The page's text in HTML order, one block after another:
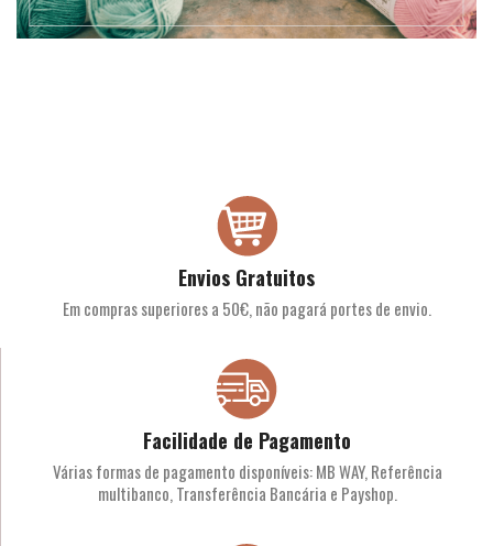
Envios Gratuitos
Em compras superiores a 50€, não pagará portes de envio.
Facilidade de Pagamento
Várias formas de pagamento disponíveis: MB WAY, Referência
multibanco, Transferência Bancária e Payshop.